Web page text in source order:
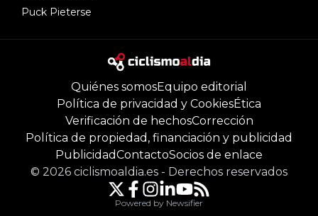
Puck Pieterse
Quiénes somosEquipo editorial
Política de privacidad y CookiesÉtica
Verificación de hechosCorrección
Política de propiedad, financiación y publicidad
PublicidadContactoSocios de enlace
© 2026 ciclismoaldia.es - Derechos reservados
Powered by Newsifier